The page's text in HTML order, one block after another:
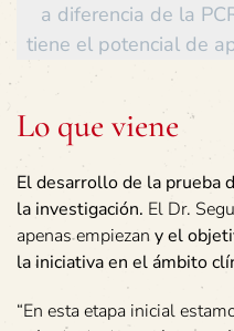
a diferencia de la
tiene el potencial de
Lo que viene
El desarrollo de la prueba
la investigación. El Dr.
apenas empiezany el
la iniciativa en el ámbito
“En esta etapa inicial